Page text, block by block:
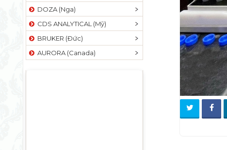
DOZA (Nga)
CDS ANALYTICAL (Mỹ)
BRUKER (Đức)
AURORA (Canada)